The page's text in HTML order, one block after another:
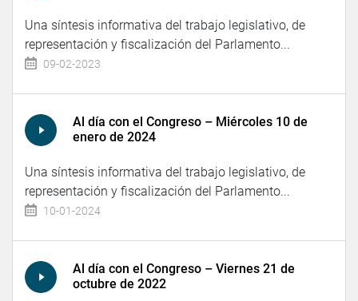
Una síntesis informativa del trabajo legislativo, de
representación y fiscalización del Parlamento...
09-02-2023
Al día con el Congreso – Miércoles 10 de
enero de 2024
Una síntesis informativa del trabajo legislativo, de
representación y fiscalización del Parlamento...
10-01-2024
Al día con el Congreso – Viernes 21 de
octubre de 2022